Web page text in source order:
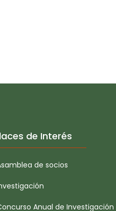
de Interés
de socios
Anual de Investigación